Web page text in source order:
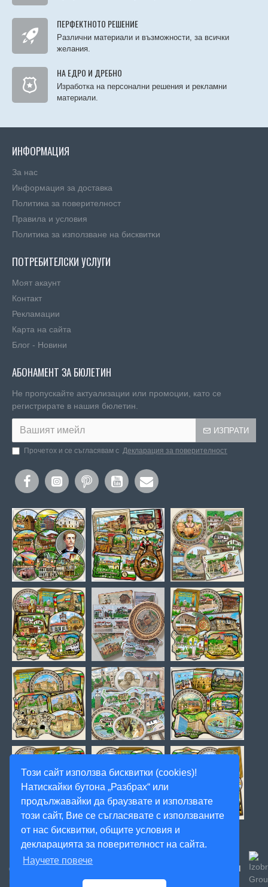
Този сайт използва бисквитки (cookies)!
Натискайки бутона „Разбрах“ или
продължавайки да браузвате и използвате
този сайт, Вие се съгласявате с използваните
от нас бисквитки, общите условия и
декларацията за поверителност на сайта.
Научете повече
ПЕРФЕКТНОТО РЕШЕНИЕ
Различни материали и възможности, за всички
желания.
НА ЕДРО И ДРЕБНО
Изработка на персонални решения и рекламни
материали.
ИНФОРМАЦИЯ
За нас
Информация за доставка
Политика за поверителност
Правила и условия
Πoлитика зa изпoлзвaнe нa бисквитĸи
ПОТРЕБИТЕЛСКИ УСЛУГИ
Моят акаунт
Контакт
Рекламации
Карта на сайта
Блог - Новини
АБОНАМЕНТ ЗА БЮЛЕТИН
Не пропускайте актуализации или промоции, като се
регистрирате в нашия бюлетин.
ИЗПРАТИ
Прочетох и се съгласявам с Декларация за поверителност
© 2020, Magnitnisuveniri.bg, Артекс Студио, Всички
Created